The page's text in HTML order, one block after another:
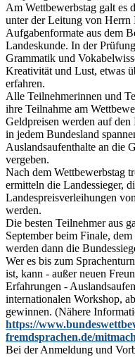
Am Wettbewerbstag galt es
unter der Leitung von Herrn
Aufgabenformate aus dem
Landeskunde. In der
Grammatik und
Kreativität und Lust, etwas
erfahren.
Alle Teilnehmerinnen und
ihre Teilnahme am
Geldpreisen werden auf
in jedem Bundesland
Auslandsaufenthalte an die
vergeben.
Nach dem Wettbewerbstag
ermitteln die Landessieger,
Landespreisverleihungen
werden.
Die besten Teilnehmer aus
September beim Finale,
werden dann die
Wer es bis zum
ist, kann - außer neuen
Erfahrungen -
internationalen Workshop,
gewinnen. (Nähere
https://
fremdsprachen.de/
Bei der Anmeldung und